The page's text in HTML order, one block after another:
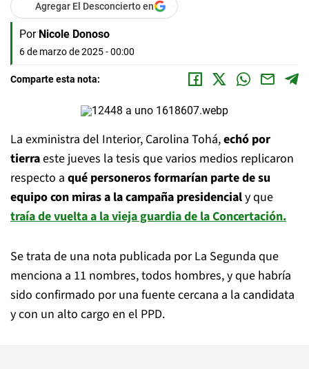
Agregar El Desconcierto en
Por Nicole Donoso
6 de marzo de 2025 - 00:00
Comparte esta nota:
La exministra del Interior, Carolina Tohá,echó por
tierraeste jueves la tesis que varios medios replicaron
respecto a qué personeros formarían parte de su
equipo con miras a la campaña presidencialy que
traía de vuelta a la vieja guardia de la Concertación.
Se trata de una nota publicada por La Segunda que
menciona a 11 nombres, todos hombres, y que habría
sido confirmado por una fuente cercana a la candidata
y con un alto cargo en el PPD.